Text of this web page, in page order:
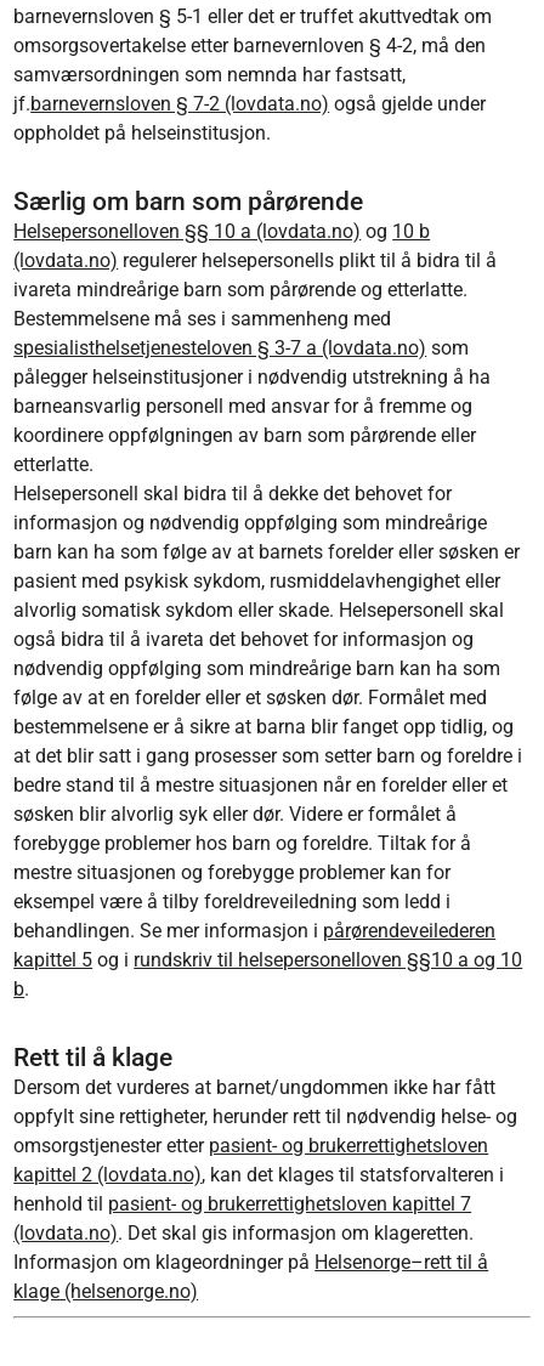
barnevernsloven § 5-1 eller det er truffet akuttvedtak om
omsorgsovertakelse etter barnevernloven § 4-2, må den
samværsordningen som nemnda har fastsatt,
jf.barnevernsloven § 7-2 (lovdata.no) også gjelde under
oppholdet på helseinstitusjon.
Særlig om barn som pårørende
Helsepersonelloven §§ 10 a (lovdata.no) og 10 b
(lovdata.no) regulerer helsepersonells plikt til å bidra til å
ivareta mindreårige barn som pårørende og etterlatte.
Bestemmelsene må ses i sammenheng med
spesialisthelsetjenesteloven § 3-7 a (lovdata.no) som
pålegger helseinstitusjoner i nødvendig utstrekning å ha
barneansvarlig personell med ansvar for å fremme og
koordinere oppfølgningen av barn som pårørende eller
etterlatte.
Helsepersonell skal bidra til å dekke det behovet for
informasjon og nødvendig oppfølging som mindreårige
barn kan ha som følge av at barnets forelder eller søsken er
pasient med psykisk sykdom, rusmiddelavhengighet eller
alvorlig somatisk sykdom eller skade. Helsepersonell skal
også bidra til å ivareta det behovet for informasjon og
nødvendig oppfølging som mindreårige barn kan ha som
følge av at en forelder eller et søsken dør. Formålet med
bestemmelsene er å sikre at barna blir fanget opp tidlig, og
at det blir satt i gang prosesser som setter barn og foreldre i
bedre stand til å mestre situasjonen når en forelder eller et
søsken blir alvorlig syk eller dør. Videre er formålet å
forebygge problemer hos barn og foreldre. Tiltak for å
mestre situasjonen og forebygge problemer kan for
eksempel være å tilby foreldreveiledning som ledd i
behandlingen. Se mer informasjon i pårørendeveilederen
kapittel 5 og i rundskriv til helsepersonelloven §§10 a og 10
b.
Rett til å klage
Dersom det vurderes at barnet/ungdommen ikke har fått
oppfylt sine rettigheter, herunder rett til nødvendig helse- og
omsorgstjenester etter pasient- og brukerrettighetsloven
kapittel 2 (lovdata.no), kan det klages til statsforvalteren i
henhold til pasient- og brukerrettighetsloven kapittel 7
(lovdata.no). Det skal gis informasjon om klageretten.
Informasjon om klageordninger på Helsenorge–rett til å
klage (helsenorge.no)